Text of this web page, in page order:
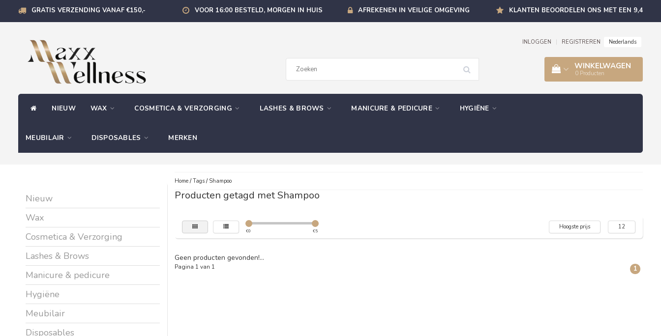
GRATIS VERZENDING VANAF €150,- VOOR 16:00 BESTELD, MORGEN IN HUIS AFREKENEN IN VEILIGE OMGEVING KLANTEN BEOORDELEN ONS MET EEN 9,4
INLOGGEN REGISTREREN Nederlands
WINKELWAGEN
0 Producten
NIEUW WAX COSMETICA & VERZORGING LASHES & BROWS MANICURE & PEDICURE HYGIËNE
MEUBILAIR DISPOSABLES MERKEN
Nieuw
Wax
Cosmetica & Verzorging
Lashes & Brows
Manicure & pedicure
Hygiëne
Meubilair
Disposables
Home/Tags/ Shampoo
Producten getagd met Shampoo
€0 €5
Hoogste prijs 12
Geen producten gevonden!...
Pagina 1 van 1 1